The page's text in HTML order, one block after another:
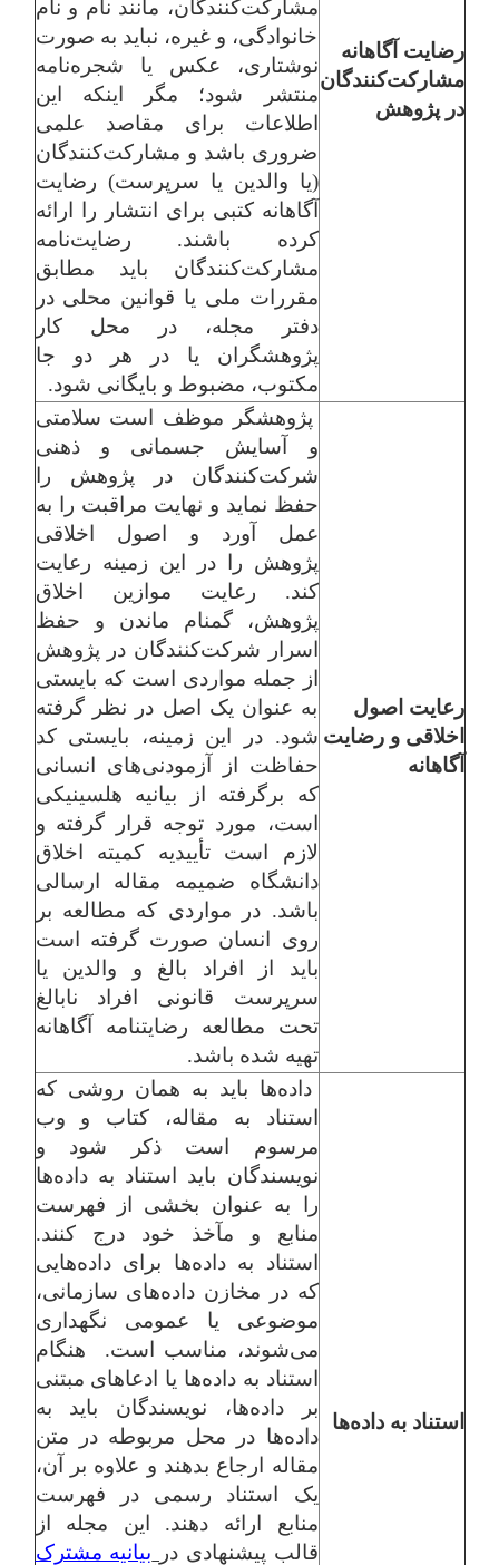
رضایت آگاهانه
مشارکت‌کنندگان
در پژوهش
مشارکت‌کنندگان، مانند نام و نام
خانوادگی، و غیره، نباید به صورت
نوشتاری، عکس یا شجره‌نامه
منتشر شود؛ مگر اینکه این
اطلاعات برای مقاصد علمی
ضروری باشد و مشارکت‌کنندگان
(یا والدین یا سرپرست) رضایت
آگاهانه کتبی برای انتشار را ارائه
کرده باشند. رضایت‌نامه
مشارکت‌کنندگان باید مطابق
مقررات ملی یا قوانین محلی در
دفتر مجله، در محل کار
پژوهشگران یا در هر دو جا
مکتوب، مضبوط و بایگانی شود.
رعایت اصول
اخلاقی و رضایت
آگاهانه
پژوهشگر موظف است سلامتی
و آسایش جسمانی و ذهنی
شرکت‌کنندگان در پژوهش را
حفظ نماید و نهایت مراقبت را به
عمل آورد و اصول اخلاقی
پژوهش را در این زمینه رعایت
کند. رعایت موازین اخلاق
پژوهش، گمنام ماندن و حفظ
اسرار شرکت‌کنندگان در پژوهش
از جمله مواردی است که بایستی
به عنوان یک اصل در نظر گرفته
شود. در این زمینه، بایستی کد
حفاظت از آزمودنی‌های انسانی
که برگرفته از بیانیه هلسینیکی
است، مورد توجه قرار گرفته و
لازم است تأییدیه کمیته اخلاق
دانشگاه ضمیمه مقاله ارسالی
باشد. در مواردی که مطالعه بر
روی انسان صورت گرفته است
باید از افراد بالغ و والدین یا
سرپرست قانونی افراد نابالغ
تحت مطالعه رضایت‏نامه آگاهانه
تهیه شده باشد.
استناد به داده‌ها
داده‌ها باید به همان روشی که
استناد به مقاله، کتاب و وب
مرسوم است ذکر شود و
نویسندگان باید استناد به داده‌ها
را به عنوان بخشی از فهرست
منابع و مآخذ خود درج کنند.
استناد به داده‌ها برای داده‌هایی
که در مخازن داده‌های سازمانی،
موضوعی یا عمومی نگهداری
می‌شوند، مناسب است. هنگام
استناد به داده‌ها یا ادعاهای مبتنی
بر داده‌ها، نویسندگان باید به
داده‌ها در محل مربوطه در متن
مقاله ارجاع بدهند و علاوه بر آن،
یک استناد رسمی در فهرست
منابع ارائه دهند. این مجله از
قالب پیشنهادی در
بیانیه مشترک